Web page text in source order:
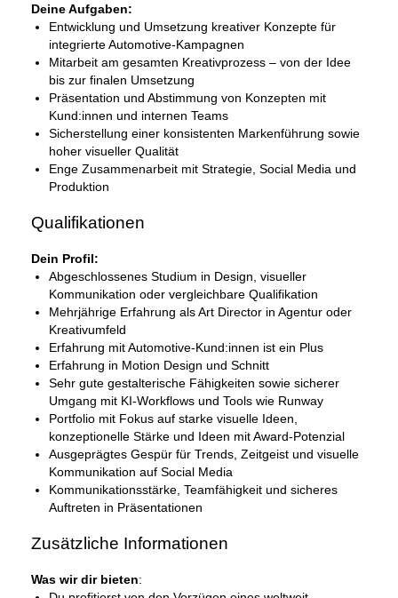
Deine Aufgaben:
Entwicklung und Umsetzung kreativer Konzepte für
integrierte Automotive-Kampagnen
Mitarbeit am gesamten Kreativprozess – von der Idee
bis zur finalen Umsetzung
Präsentation und Abstimmung von Konzepten mit
Kund:innen und internen Teams
Sicherstellung einer konsistenten Markenführung sowie
hoher visueller Qualität
Enge Zusammenarbeit mit Strategie, Social Media und
Produktion
Qualifikationen
Dein Profil:
Abgeschlossenes Studium in Design, visueller
Kommunikation oder vergleichbare Qualifikation
Mehrjährige Erfahrung als Art Director in Agentur oder
Kreativumfeld
Erfahrung mit Automotive-Kund:innen ist ein Plus
Erfahrung in Motion Design und Schnitt
Sehr gute gestalterische Fähigkeiten sowie sicherer
Umgang mit KI-Workflows und Tools wie Runway
Portfolio mit Fokus auf starke visuelle Ideen,
konzeptionelle Stärke und Ideen mit Award-Potenzial
Ausgeprägtes Gespür für Trends, Zeitgeist und visuelle
Kommunikation auf Social Media
Kommunikationsstärke, Teamfähigkeit und sicheres
Auftreten in Präsentationen
Zusätzliche Informationen
Was wir dir bieten: